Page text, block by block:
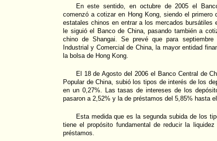
En este sentido, en octubre de 2005 el
comenzó a cotizar en Hong Kong, siendo el primero
estatales chinos en entrar a los mercados bursátiles
le siguió el Banco de China, pasando también a
chino de Shangai. Se prevé que para
Industrial y Comercial de China, la mayor entidad
la bolsa de Hong Kong.
El 18 de Agosto del 2006 el Banco Central de
Popular de China, subió los tipos de interés de los
en un 0,27%. Las tasas de intereses de los
pasaron a 2,52% y la de préstamos del 5,85% hasta
Esta medida que es la segunda subida de los
tiene el propósito fundamental de reducir la
préstamos.